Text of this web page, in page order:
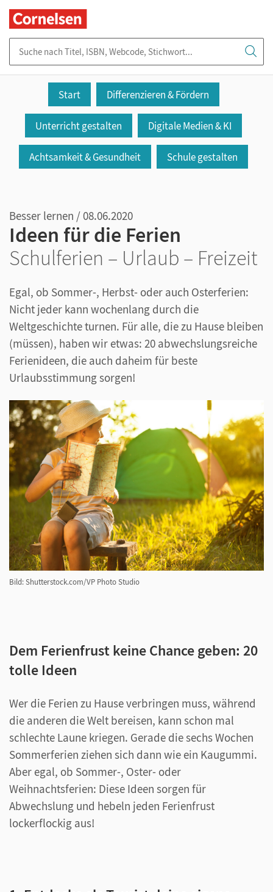
Start Differenzieren & Fördern
Unterricht gestalten Digitale Medien & KI
Achtsamkeit & Gesundheit Schule gestalten
Besser lernen / 08.06.2020
Ideen für die Ferien
Schulferien – Urlaub – Freizeit
Egal, ob Sommer-, Herbst- oder auch Osterferien:
Nicht jeder kann wochenlang durch die
Weltgeschichte turnen. Für alle, die zu Hause bleiben
(müssen), haben wir etwas: 20 abwechslungsreiche
Ferienideen, die auch daheim für beste
Urlaubsstimmung sorgen!
Bild: Shutterstock.com/VP Photo Studio
Dem Ferienfrust keine Chance geben: 20
tolle Ideen
Wer die Ferien zu Hause verbringen muss, während
die anderen die Welt bereisen, kann schon mal
schlechte Laune kriegen. Gerade die sechs Wochen
Sommerferien ziehen sich dann wie ein Kaugummi.
Aber egal, ob Sommer-, Oster- oder
Weihnachtsferien: Diese Ideen sorgen für
Abwechslung und hebeln jeden Ferienfrust
lockerflockig aus!